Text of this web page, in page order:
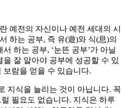
예전의 자신이나 예전 세대의 시
하는 공부, 즉 유(遊)와 식(息)의
하는 공부, ‘눈뜬 공부’가 아닐
잘 알아야 공부에 성공할 수 있
보람을 얻을 수 있습니다.
지식을 늘리는 것이 아닙니다. 꼭
필요도 없습니다. 지식은 하루